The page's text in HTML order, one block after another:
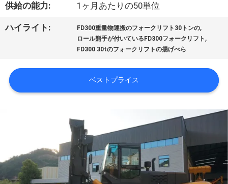
工
場
行
理
供給の能力: 1ヶ月あたりの50単位
ハイライト: FD300重量物運搬のフォークリフト30トンの,
ロール熊手が付いているFD300フォークリフト ,
FD300 30tのフォークリフトの揚げべら
ベストプライス